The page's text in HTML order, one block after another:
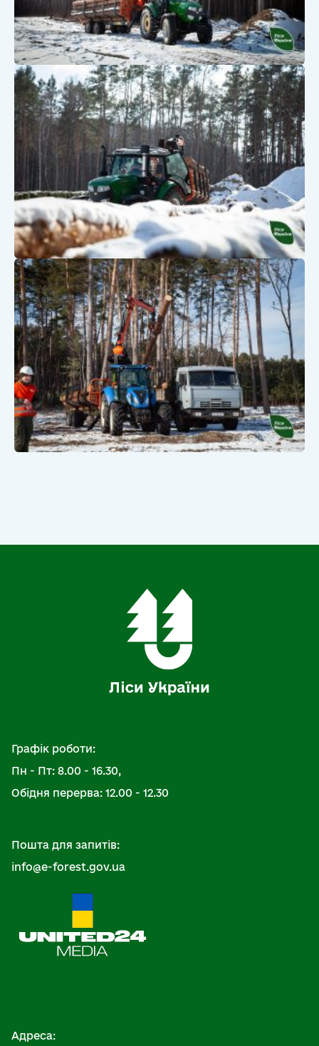
Графік роботи:
Пн - Пт: 8.00 - 16.30,
Обідня перерва: 12.00 - 12.30
Пошта для запитів:
info@e-forest.gov.ua
Адреса: